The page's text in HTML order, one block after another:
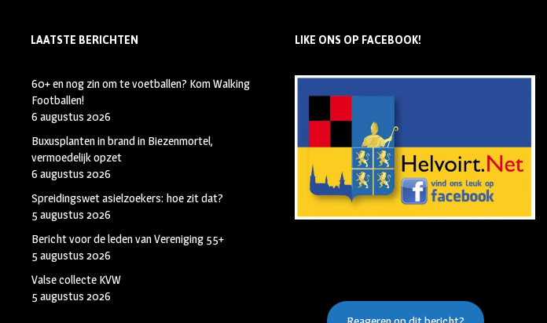
LAATSTE BERICHTEN
60+ en nog zin om te voetballen? Kom Walking
Footballen!
6 augustus 2026
Buxusplanten in brand in Biezenmortel,
vermoedelijk opzet
6 augustus 2026
Spreidingswet asielzoekers: hoe zit dat?
5 augustus 2026
Bericht voor de leden van Vereniging 55+
5 augustus 2026
Valse collecte KVW
5 augustus 2026
LIKE ONS OP FACEBOOK!